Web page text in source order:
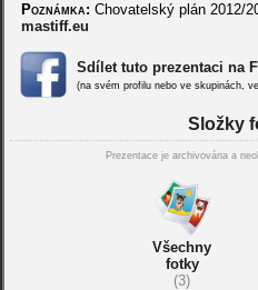
Poznámka: Chovatelský plán 2012/
mastiff.eu
Sdílet tuto prezentaci na
(na svém profilu nebo ve skupinách,
Složky
Prezentace je archivována a
Všechny
fotky
(3)